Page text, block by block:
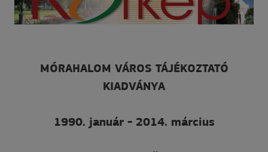
MÓRAHALOM VÁROS TÁJÉKOZTATÓ
KIADVÁNYA
1990. január - 2014. március